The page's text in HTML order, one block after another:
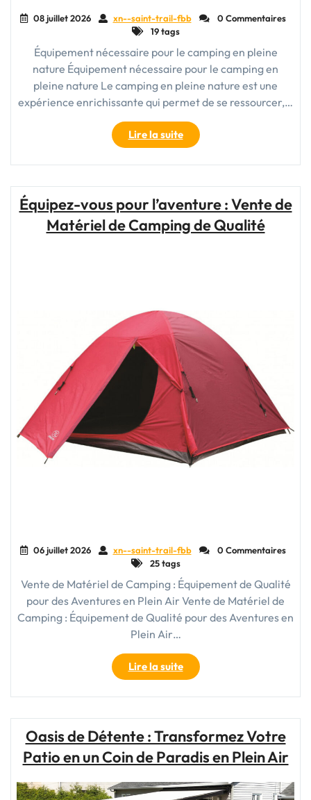
08 juillet 2026 xn--saint-trail-fbb
0 Commentaires
19 tags
Équipement nécessaire pour le camping en pleine
nature Équipement nécessaire pour le camping en
pleine nature Le camping en pleine nature est une
expérience enrichissante qui permet de se ressourcer,…
Lire la suite"Équipement
nécessaire
pour
réussi
en
Équipez-vous pour l’aventure : Vente de
Matériel de Camping de Qualité
06 juillet 2026 xn--saint-trail-fbb
0 Commentaires
25 tags
Vente de Matériel de Camping : Équipement de Qualité
pour des Aventures en Plein Air Vente de Matériel de
Camping : Équipement de Qualité pour des Aventures en
Plein Air…
Lire la suite"Équipez-
vous
pour
Vente
de
de
Oasis de Détente : Transformez Votre
Patio en un Coin de Paradis en Plein Air